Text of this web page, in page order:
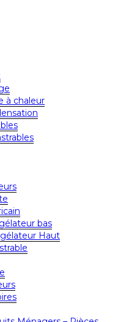
à chaleur
bas
Haut